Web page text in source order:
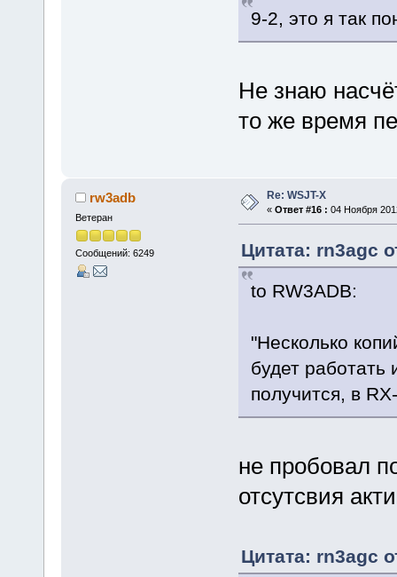
9-2, это я так
Не знаю
то же время
rw3adb
Ветеран
Сообщений: 6249
Re: WSJT-X
« Ответ #16 : 04 Ноября
Цитата: rn3agc
to RW3ADB:
"Несколько
будет работать
получится, в
не пробовал
отсутсвия
Цитата: rn3agc